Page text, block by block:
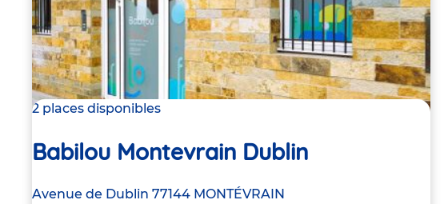
2 places disponibles
Babilou Montevrain Dublin
Adresse
Avenue de Dublin 77144 MONTÉVRAIN